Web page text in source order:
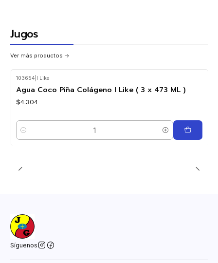
Jugos
Ver más productos
103654 I Like
Agua Coco Piña Colágeno I Like ( 3 x 473 ML )
$4.304
Cantidad
Síguenos